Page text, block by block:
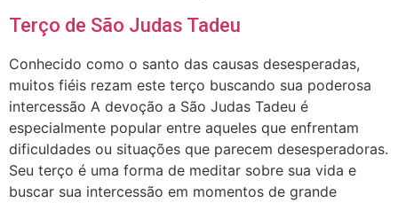
Terço de São Judas Tadeu
Conhecido como o santo das causas desesperadas,
muitos fiéis rezam este terço buscando sua poderosa
intercessão A devoção a São Judas Tadeu é
especialmente popular entre aqueles que enfrentam
dificuldades ou situações que parecem desesperadoras.
Seu terço é uma forma de meditar sobre sua vida e
buscar sua intercessão em momentos de grande